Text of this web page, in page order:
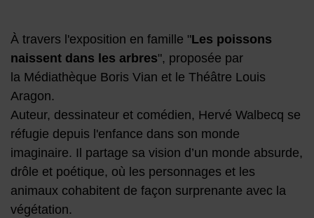
À travers l'exposition en famille "Les poissons
naissent dans les arbres", proposée par
la Médiathèque Boris Vian et le Théâtre Louis
Aragon.
Auteur, dessinateur et comédien, Hervé Walbecq se
réfugie depuis l'enfance dans son monde
imaginaire. Il partage sa vision d’un monde absurde,
drôle et poétique, où les personnages et les
animaux cohabitent de façon surprenante avec la
végétation.